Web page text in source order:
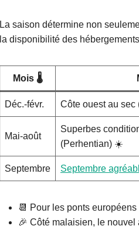
La saison détermine non
la disponibilité des
Mois 🌡️
Déc.-févr. Côte ouest au sec
Mai-août
Superbes
(Perhentian) ☀️
Septembre Septembre
📆 Pour les ponts
🎉 Côté malaisien, le